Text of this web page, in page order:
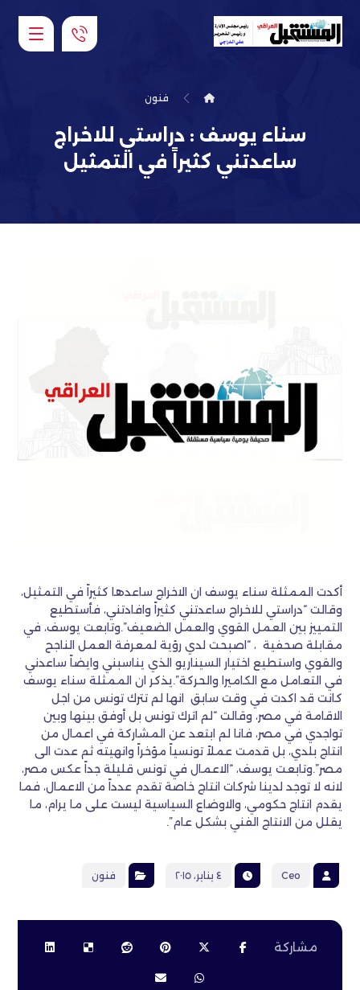
فنون
سناء يوسف : دراستي للاخراج
ساعدتني كثيراً في التمثيل
أكدت الممثلة سناء يوسف ان الاخراج ساعدها كثيراً في التمثيل،
وقالت “دراستي للاخراج ساعدتني كثيراً وافادتني، فأستطيع
التمييز بين العمل القوي والعمل الضعيف”.وتابعت يوسف، في
مقابلة صحفية ، “اصبحت لدي رؤية لمعرفة العمل الناجح
والقوي واستطيع اختيار السيناريو الذي يناسبني وايضاً ساعدني
في التعامل مع الكاميرا والحركة”.يذكر ان الممثلة سناء يوسف
كانت قد اكدت في وقت سابق انها لم تترك تونس من اجل
الاقامة في مصر، وقالت “لم اترك تونس بل أوفق بينها وبين
تواجدي في مصر، فانا لم ابتعد عن المشاركة في اعمال من
انتاج بلدي، بل قدمت عملاً تونسياً مؤخراً وانهيته ثم عدت الى
مصر”.وتابعت يوسف، “الاعمال في تونس قليلة جداً عكس مصر،
لانه لا توجد لدينا شركات انتاج خاصة تقدم عدداً من الاعمال، فما
يقدم انتاج حكومي، والاوضاع السياسية ليست على ما يرام، ما
يقلل من الانتاج الفني بشكل عام”.
Ceo ٤ يناير، ٢٠١٥ فنون